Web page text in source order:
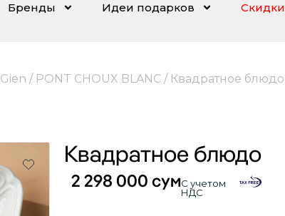
Бренды Идеи подарков Скидки
Gien / PONT CHOUX BLANC/ Квадратное блюдо
Квадратное блюдо
2 298 000 сумС учетом
НДС